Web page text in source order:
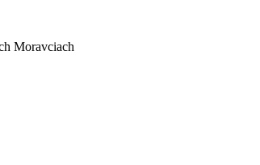
Moravciach